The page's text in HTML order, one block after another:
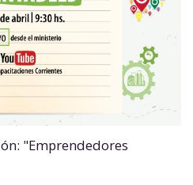
"Emprendedores